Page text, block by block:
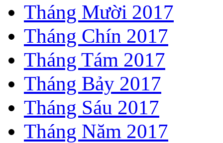
Tháng Mười 2017
Tháng Chín 2017
Tháng Tám 2017
Tháng Bảy 2017
Tháng Sáu 2017
Tháng Năm 2017